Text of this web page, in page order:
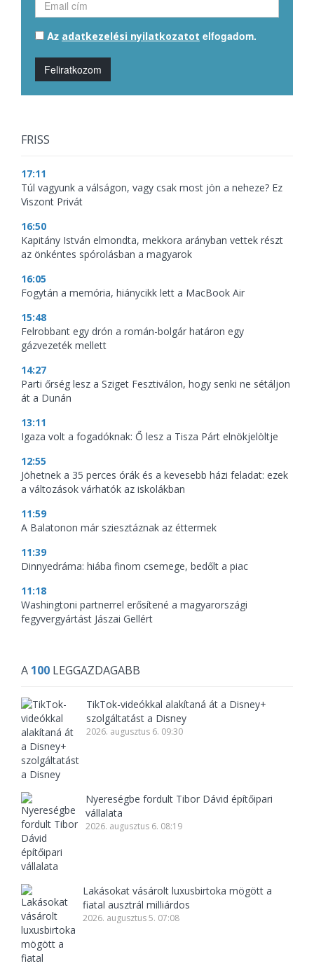
Az adatkezelési nyilatkozatot elfogadom.
Feliratkozom
FRISS
17:11
Túl vagyunk a válságon, vagy csak most jön a neheze? Ez
Viszont Privát
16:50
Kapitány István elmondta, mekkora arányban vettek részt
az önkéntes spórolásban a magyarok
16:05
Fogytán a memória, hiánycikk lett a MacBook Air
15:48
Felrobbant egy drón a román-bolgár határon egy
gázvezeték mellett
14:27
Parti őrség lesz a Sziget Fesztiválon, hogy senki ne sétáljon
át a Dunán
13:11
Igaza volt a fogadóknak: Ő lesz a Tisza Párt elnökjelöltje
12:55
Jöhetnek a 35 perces órák és a kevesebb házi feladat: ezek
a változások várhatók az iskolákban
11:59
A Balatonon már sziesztáznak az éttermek
11:39
Dinnyedráma: hiába finom csemege, bedőlt a piac
11:18
Washingtoni partnerrel erősítené a magyarországi
fegyvergyártást Jászai Gellért
A 100 LEGGAZDAGABB
TikTok-videókkal alakítaná át a Disney+
szolgáltatást a Disney
2026. augusztus 6. 09:30
Nyereségbe fordult Tibor Dávid építőipari
vállalata
2026. augusztus 6. 08:19
Lakásokat vásárolt luxusbirtoka mögött a
fiatal ausztrál milliárdos
2026. augusztus 5. 07:08